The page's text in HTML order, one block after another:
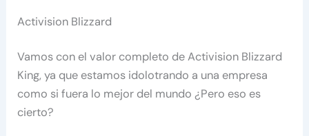
Activision Blizzard
Vamos con el valor completo de Activision Blizzard
King, ya que estamos idolotrando a una empresa
como si fuera lo mejor del mundo ¿Pero eso es
cierto?